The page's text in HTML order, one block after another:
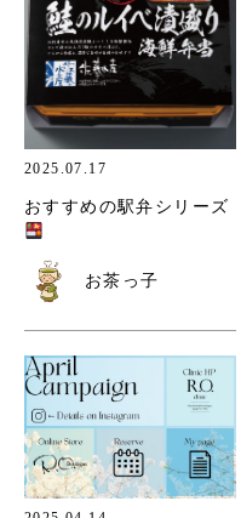
2025.07.17
おすすめの駅弁シリーズ
お茶っ子